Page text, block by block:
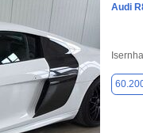
Audi